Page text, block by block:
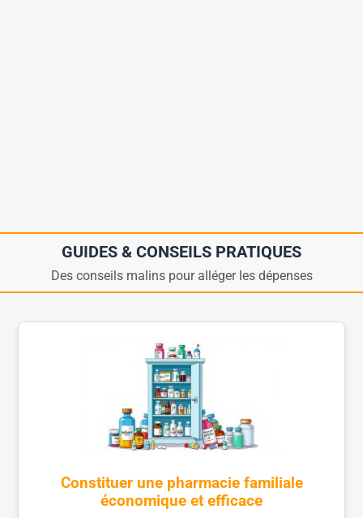
GUIDES & CONSEILS PRATIQUES
Des conseils malins pour alléger les dépenses
Constituer une pharmacie familiale
économique et efficace